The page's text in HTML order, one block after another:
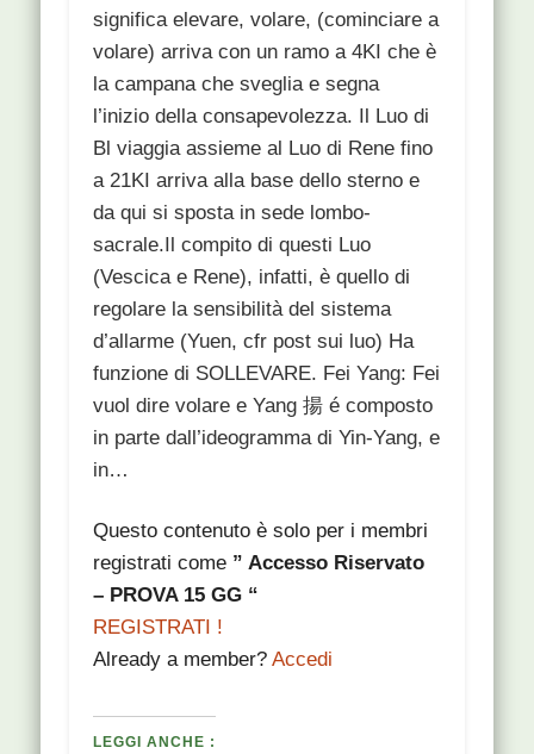
significa elevare, volare, (cominciare a
volare) arriva con un ramo a 4KI che è
la campana che sveglia e segna
l’inizio della consapevolezza. Il Luo di
Bl viaggia assieme al Luo di Rene fino
a 21KI arriva alla base dello sterno e
da qui si sposta in sede lombo-
sacrale.Il compito di questi Luo
(Vescica e Rene), infatti, è quello di
regolare la sensibilità del sistema
d’allarme (Yuen, cfr post sui luo) Ha
funzione di SOLLEVARE. Fei Yang: Fei
vuol dire volare e Yang 揚 é composto
in parte dall’ideogramma di Yin-Yang, e
in…
Questo contenuto è solo per i membri
registrati come ” Accesso Riservato
– PROVA 15 GG “
REGISTRATI !
Already a member?Accedi
LEGGI ANCHE :